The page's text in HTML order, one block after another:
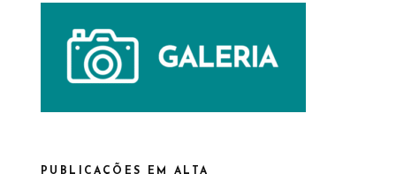
PUBLICAÇÕES EM ALTA